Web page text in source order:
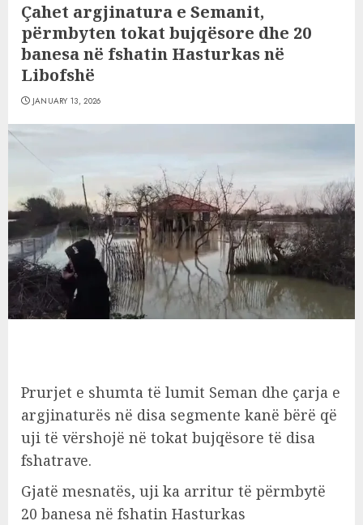
Çahet argjinatura e Semanit,
përmbyten tokat bujqësore dhe 20
banesa në fshatin Hasturkas në
Libofshë
JANUARY 13, 2026
Prurjet e shumta të lumit Seman dhe çarja e
argjinaturës në disa segmente kanë bërë që
uji të vërshojë në tokat bujqësore të disa
fshatrave.
Gjatë mesnatës, uji ka arritur të përmbytë
20 banesa në fshatin Hasturkas